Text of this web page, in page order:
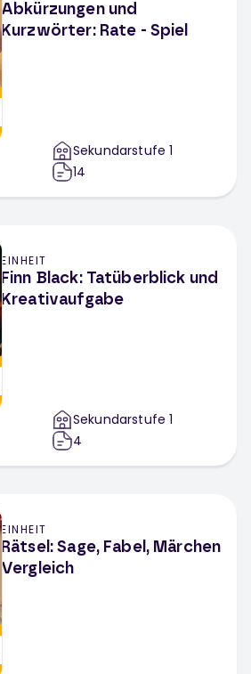
Abkürzungen und
Kurzwörter: Rate - Spiel
Sekundarstufe 1
14
EINHEIT
Finn Black: Tatüberblick und
Kreativaufgabe
Sekundarstufe 1
4
EINHEIT
Rätsel: Sage, Fabel, Märchen
Vergleich